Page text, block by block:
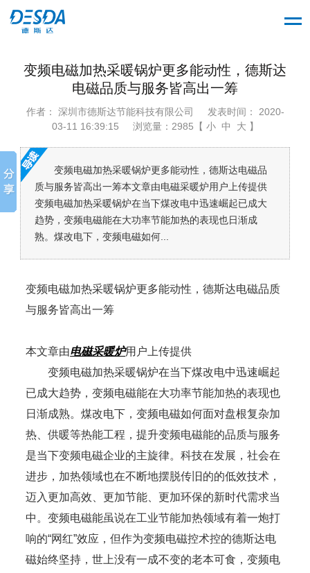
变频电磁加热采暖锅炉更多能动性，德斯达
电磁品质与服务皆高出一筹
作者： 深圳市德斯达节能科技有限公司
发表时间： 2020-
03-11 16:39:15
浏览量：2985【 小 中 大 】
变频电磁加热采暖锅炉更多能动性，德斯达电磁品
质与服务皆高出一筹本文章由电磁采暖炉用户上传提供
变频电磁加热采暖锅炉在当下煤改电中迅速崛起已成大
趋势，变频电磁能在大功率节能加热的表现也日渐成
熟。煤改电下，变频电磁如何...
变频电磁加热采暖锅炉更多能动性，德斯达电磁品质
与服务皆高出一筹
本文章由电磁采暖炉用户上传提供
变频电磁加热采暖锅炉在当下煤改电中迅速崛起
已成大趋势，变频电磁能在大功率节能加热的表现也
日渐成熟。煤改电下，变频电磁如何面对盘根复杂加
热、供暖等热能工程，提升变频电磁能的品质与服务
是当下变频电磁企业的主旋律。科技在发展，社会在
进步，加热领域也在不断地摆脱传旧的的低效技术，
迈入更加高效、更加节能、更加环保的新时代需求当
中。变频电磁能虽说在工业节能加热领域有着一炮打
响的“网红”效应，但作为变频电磁控术控的德斯达电
磁始终坚持，世上没有一成不变的老本可食，变频电